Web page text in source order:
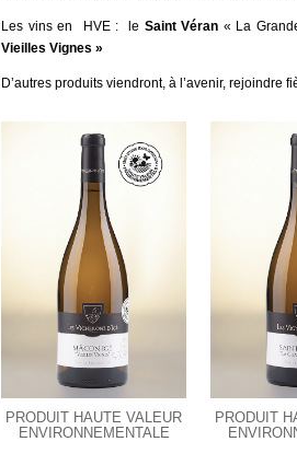
Les vins en HVE : le Saint Véran « La
Vieilles Vignes »
D’autres produits viendront, à l’avenir, rejoindre
PRODUIT HAUTE VALEUR
ENVIRONNEMENTALE
PRODUIT